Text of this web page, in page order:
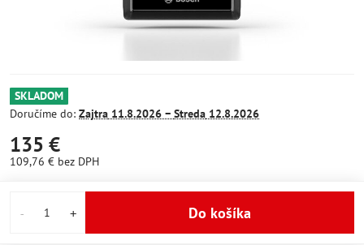
SKLADOM
Doručíme do: Zajtra 11.8.2026 − Streda 12.8.2026
135 €
109,76 € bez DPH
Do košíka